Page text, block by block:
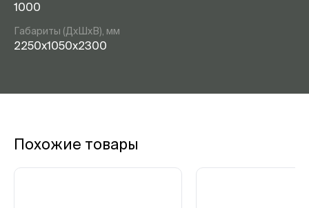
1000
Габариты (ДхШхВ), мм
2250х1050х2300
Похожие товары